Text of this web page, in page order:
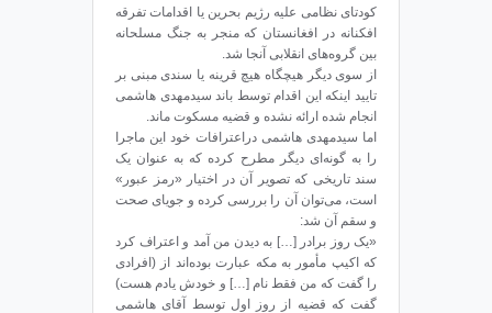
کودتای نظامی علیه رژیم بحرین یا اقدامات تفرقه
افکنانه در افغانستان که منجر به جنگ مسلحانه
بین گروه‌های انقلابی آنجا شد.
از سوی دیگر هیچگاه هیچ قرینه یا سندی مبنی بر
تایید اینکه این اقدام توسط باند سیدمهدی هاشمی
انجام شده ارائه نشده و قضیه مسکوت ماند.
اما سیدمهدی هاشمی دراعترافات خود این ماجرا
را به گونه‌ای دیگر مطرح کرده که به عنوان یک
سند تاریخی که تصویر آن در اختیار «رمز عبور»
است، می‌توان آن را بررسی کرده و جویای صحت
و سقم آن شد:
«یک روز برادر […] به دیدن من آمد و اعتراف کرد
که اکیپ مأمور به مکه عبارت بوده‌اند از (افرادی
را گفت که من فقط نام […] و خودش یادم هست)
گفت که قضیه از روز اول توسط آقای هاشمی